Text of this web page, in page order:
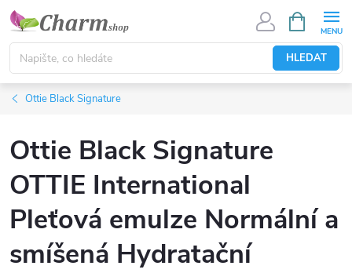
Přejít
obsah
HLEDAT
NÁKUPNÍ
KOŠÍK
Ottie Black Signature
Ottie Black Signature
OTTIE International
Pleťová emulze Normální a
smíšená Hydratační